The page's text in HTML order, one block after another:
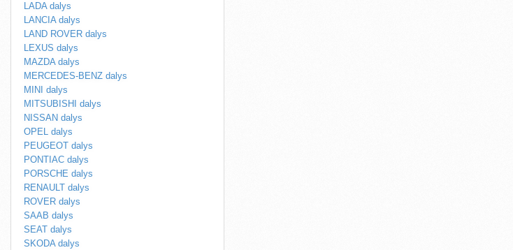
LADA dalys
LANCIA dalys
LAND ROVER dalys
LEXUS dalys
MAZDA dalys
MERCEDES-BENZ dalys
MINI dalys
MITSUBISHI dalys
NISSAN dalys
OPEL dalys
PEUGEOT dalys
PONTIAC dalys
PORSCHE dalys
RENAULT dalys
ROVER dalys
SAAB dalys
SEAT dalys
SKODA dalys